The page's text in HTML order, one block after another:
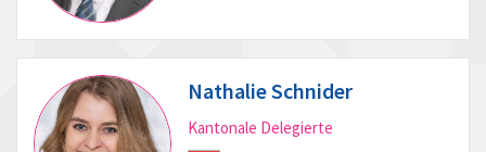
Nathalie Schnider
Kantonale Delegierte